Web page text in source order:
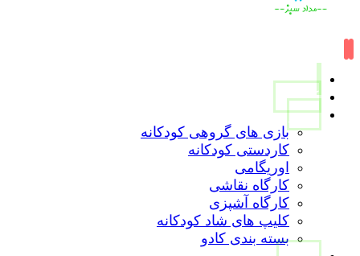
کاربرگ
ویدیو
بازی های گروهی کودکانه
کاردستی کودکانه
اوریگامی
کارگاه نقاشی
کارگاه آشپزی
کلیپ های شاد کودکانه
بسته بندی کادو